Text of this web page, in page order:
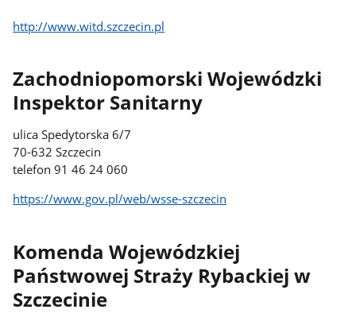
http://www.witd.szczecin.pl
Zachodniopomorski Wojewódzki
Inspektor Sanitarny
ulica Spedytorska 6/7
70-632 Szczecin
telefon 91 46 24 060
https://www.gov.pl/web/wsse-szczecin
Komenda Wojewódzkiej
Państwowej Straży Rybackiej w
Szczecinie